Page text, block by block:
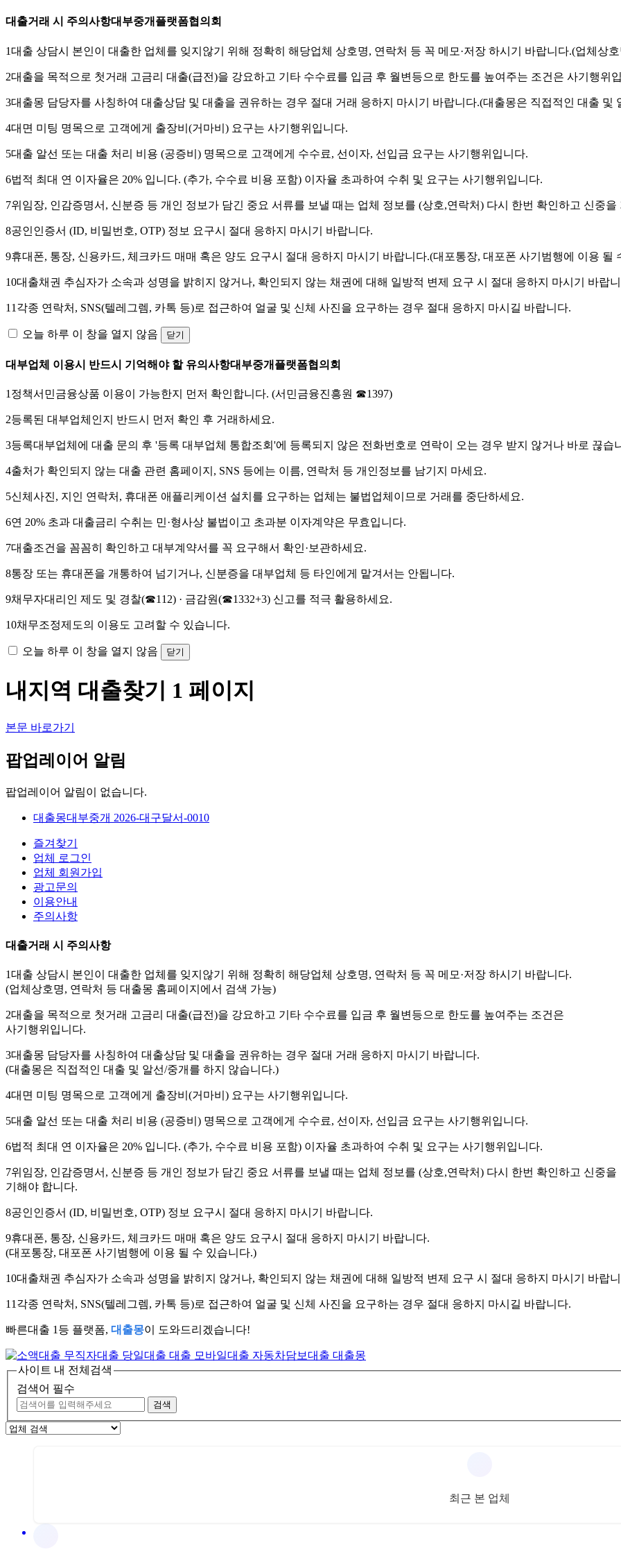
대출거래 시 주의사항대부중개플랫폼협의회
1대출 상담시 본인이 대출한 업체를 잊지않기 위해 정확히 해당업체 상호명, 연락처 등 꼭 메모·저장 하시기 바랍니다.(업체상
2대출을 목적으로 첫거래 고금리 대출(급전)을 강요하고 기타 수수료를 입금 후 월변등으로 한도를 높여주는 조건은 사기행위
3대출몽 담당자를 사칭하여 대출상담 및 대출을 권유하는 경우 절대 거래 응하지 마시기 바랍니다.(대출몽은 직접적인 대출 및
4대면 미팅 명목으로 고객에게 출장비(거마비) 요구는 사기행위입니다.
5대출 알선 또는 대출 처리 비용 (공증비) 명목으로 고객에게 수수료, 선이자, 선입금 요구는 사기행위입니다.
6법적 최대 연 이자율은 20% 입니다. (추가, 수수료 비용 포함) 이자율 초과하여 수취 및 요구는 사기행위입니다.
7위임장, 인감증명서, 신분증 등 개인 정보가 담긴 중요 서류를 보낼 때는 업체 정보를 (상호,연락처) 다시 한번 확인하고 신중을
8공인인증서 (ID, 비밀번호, OTP) 정보 요구시 절대 응하지 마시기 바랍니다.
9휴대폰, 통장, 신용카드, 체크카드 매매 혹은 양도 요구시 절대 응하지 마시기 바랍니다.(대포통장, 대포폰 사기범행에 이용 될
10대출채권 추심자가 소속과 성명을 밝히지 않거나, 확인되지 않는 채권에 대해 일방적 변제 요구 시 절대 응하지 마시기 바랍
11 각종 연락처, SNS(텔레그렘, 카톡 등)로 접근하여 얼굴 및 신체 사진을 요구하는 경우 절대 응하지 마시길 바랍니다.
오늘 하루 이 창을 열지 않음 닫기
대부업체 이용시 반드시 기억해야 할 유의사항대부중개플랫폼협의회
1 정책서민금융상품 이용이 가능한지 먼저 확인합니다. (서민금융진흥원 ☎1397)
2등록된 대부업체인지 반드시 먼저 확인 후 거래하세요.
3등록대부업체에 대출 문의 후 '등록 대부업체 통합조회'에 등록되지 않은 전화번호 로 연락이 오는 경우 받지 않거나 바로 끊습
4출처가 확인되지 않는 대출 관련 홈페이지, SNS 등에는 이름, 연락처 등 개인정보를 남기지 마세요.
5신체사진, 지인 연락처, 휴대폰 애플리케이션 설치 를 요구하는 업체는 불법업체이므로 거래를 중단하세요.
6연 20% 초과 대출금리 수취 는 민·형사상 불법이고 초과분 이자계약은 무효입니다.
7대출조건을 꼼꼼히 확인하고 대부계약서를 꼭 요구해서 확인·보관하세요.
8통장 또는 휴대폰을 개통하여 넘기거나, 신분증을 대부업체 등 타인에게 맡겨서는 안됩니다.
9채무자대리인 제도 및 경찰(☎112) · 금감원(☎1332+3) 신고를 적극 활용하세요.
10채무조정제도의 이용도 고려할 수 있습니다.
오늘 하루 이 창을 열지 않음 닫기
내지역 대출찾기 1 페이지
본문 바로가기
팝업레이어 알림
팝업레이어 알림이 없습니다.
대출몽대부중개 2026-대구달서-0010
즐겨찾기
업체 로그인
업체 회원가입
광고문의
이용안내
주의사항
대출거래 시 주의사항
1대출 상담시 본인이 대출한 업체를 잊지않기 위해 정확히 해당업체 상호명, 연락처 등 꼭 메모·저장 하시기 바랍니다.
(업체상호명, 연락처 등 대출몽 홈페이지에서 검색 가능)
2대출을 목적으로 첫거래 고금리 대출(급전)을 강요하고 기타 수수료를 입금 후 월변등으로 한도를 높여주는 조건은
사기행위입니다.
3대출몽 담당자를 사칭하여 대출상담 및 대출을 권유하는 경우 절대 거래 응하지 마시기 바랍니다.
(대출몽은 직접적인 대출 및 알선/중개를 하지 않습니다.)
4대면 미팅 명목으로 고객에게 출장비(거마비) 요구는 사기행위입니다.
5대출 알선 또는 대출 처리 비용 (공증비) 명목으로 고객에게 수수료, 선이자, 선입금 요구는 사기행위입니다.
6법적 최대 연 이자율은 20% 입니다. (추가, 수수료 비용 포함) 이자율 초과하여 수취 및 요구는 사기행위입니다.
7위임장, 인감증명서, 신분증 등 개인 정보가 담긴 중요 서류를 보낼 때는 업체 정보를 (상호,연락처) 다시 한번 확인하고 신중을
기해야 합니다.
8공인인증서 (ID, 비밀번호, OTP) 정보 요구시 절대 응하지 마시기 바랍니다.
9휴대폰, 통장, 신용카드, 체크카드 매매 혹은 양도 요구시 절대 응하지 마시기 바랍니다.
(대포통장, 대포폰 사기범행에 이용 될 수 있습니다.)
10대출채권 추심자가 소속과 성명을 밝히지 않거나, 확인되지 않는 채권에 대해 일방적 변제 요구 시 절대 응하지 마시기 바랍
11 각종 연락처, SNS(텔레그렘, 카톡 등)로 접근하여 얼굴 및 신체 사진을 요구하는 경우 절대 응하지 마시길 바랍니다.
빠른대출 1등 플랫폼, 대출몽이 도와드리겠습니다!
사이트 내 전체검색
검색어 필수
검색
최근 본 업체